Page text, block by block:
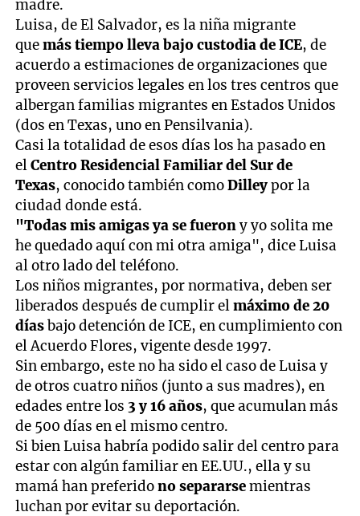
madre.
Luisa, de El Salvador, es la niña migrante
quemás tiempo lleva bajo custodia de ICE, de
acuerdo a estimaciones de organizaciones que
proveen servicios legales en los tres centros que
albergan familias migrantes en Estados Unidos
(dos en Texas, uno en Pensilvania).
Casi la totalidad de esos días los ha pasado en
elCentro Residencial Familiar del Sur de
Texas, conocido también comoDilleypor la
ciudad donde está.
"Todas mis amigas ya se fuerony yo solita me
he quedado aquí con mi otra amiga", dice Luisa
al otro lado del teléfono.
Los niños migrantes, por normativa, deben ser
liberados después de cumplir elmáximo de 20
díasbajo detención de ICE, en cumplimiento con
el Acuerdo Flores, vigente desde 1997.
Sin embargo, este no ha sido el caso de Luisa y
de otros cuatro niños (junto a sus madres), en
edades entre los 3 y 16 años, que acumulan más
de 500 días en el mismo centro.
Si bien Luisa habría podido salir del centro para
estar con algún familiar en EE.UU., ella y su
mamá han preferidono separarsemientras
luchan por evitar su deportación.